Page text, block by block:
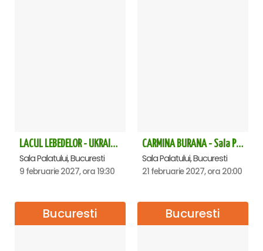
LACUL LEBEDELOR - UKRAINIAN CLASSICAL BALLET - Bucuresti
Sala Palatului, Bucuresti
9 februarie 2027, ora 19:30
CARMINA BURANA - Sala Palatului
Sala Palatului, Bucuresti
21 februarie 2027, ora 20:00
Bucuresti Bucuresti